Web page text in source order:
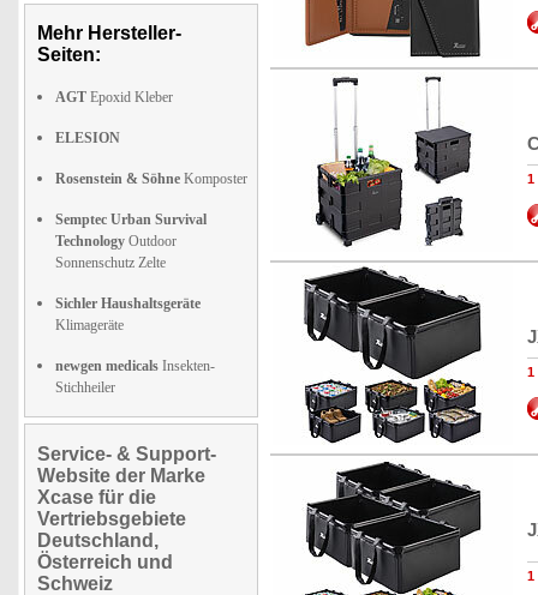
Mehr Hersteller-
Seiten:
AGT Epoxid Kleber
ELESION
Rosenstein & Söhne Komposter
Semptec Urban Survival
Technology Outdoor
Sonnenschutz Zelte
Sichler Haushaltsgeräte
Klimageräte
newgen medicals Insekten-
Stichheiler
Service- & Support-
Website der Marke
Xcase für die
Vertriebsgebiete
Deutschland,
Österreich und
Schweiz
1
1
1